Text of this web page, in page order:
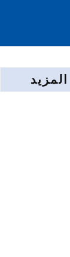
المزيد